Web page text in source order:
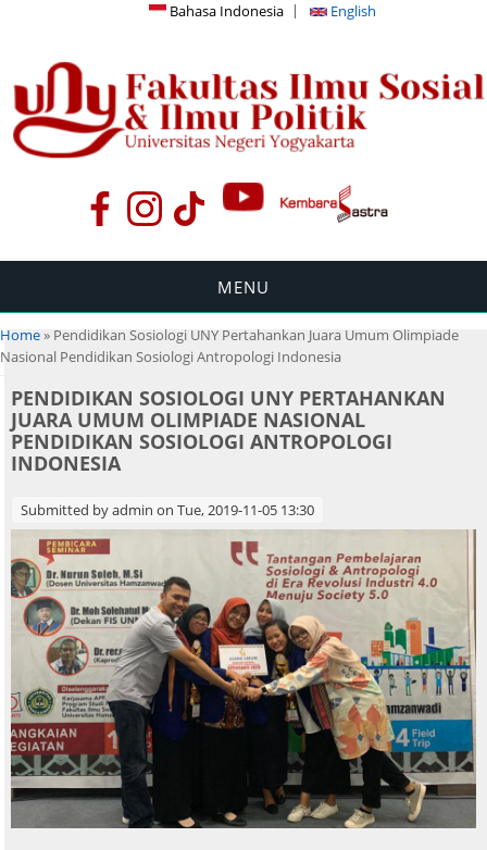
Bahasa Indonesia English
MENU
You are here
Home» Pendidikan Sosiologi UNY Pertahankan Juara Umum Olimpiade
Nasional Pendidikan Sosiologi Antropologi Indonesia
PENDIDIKAN SOSIOLOGI UNY PERTAHANKAN
JUARA UMUM OLIMPIADE NASIONAL
PENDIDIKAN SOSIOLOGI ANTROPOLOGI
INDONESIA
Submitted byadmin on Tue, 2019-11-05 13:30